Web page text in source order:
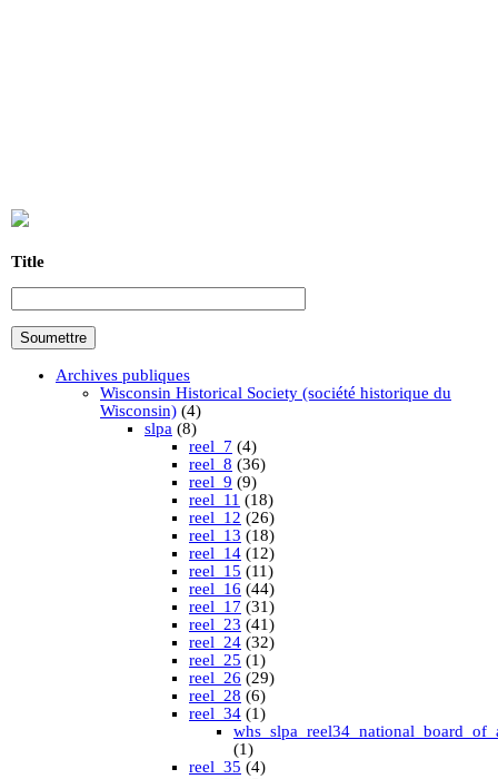
Title
Archives publiques
Wisconsin Historical Society (société historique du
Wisconsin) (4)
slpa (8)
reel_7 (4)
reel_8 (36)
reel_9 (9)
reel_11 (18)
reel_12 (26)
reel_13 (18)
reel_14 (12)
reel_15 (11)
reel_16 (44)
reel_17 (31)
reel_23 (41)
reel_24 (32)
reel_25 (1)
reel_26 (29)
reel_28 (6)
reel_34 (1)
(1)
reel_35 (4)